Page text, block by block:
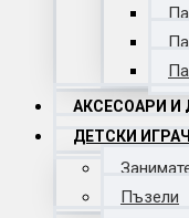
АКСЕСОАРИ И
ДЕТСКИ
Пъзели